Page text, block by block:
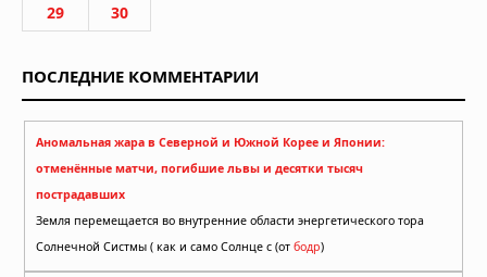
29
30
ПОСЛЕДНИЕ КОММЕНТАРИИ
Аномальная жара в Северной и Южной Корее и Японии:
отменённые матчи, погибшие львы и десятки тысяч
пострадавших
Земля перемещается во внутренние области энергетического тора
Солнечной Систмы ( как и само Солнце с (от бодр)